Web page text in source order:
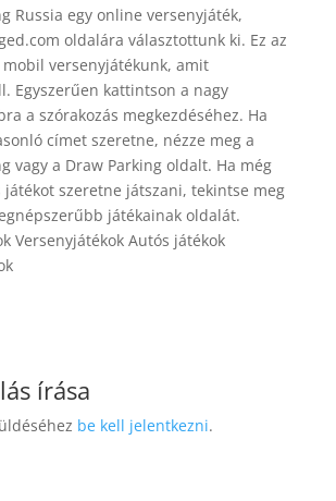
Russia egy online versenyjáték,
oldalára választottunk ki. Ez az
mobil versenyjátékunk, amit
Egyszerűen kattintson a nagy
a szórakozás megkezdéséhez. Ha
címet szeretne, nézze meg a
vagy a Draw Parking oldalt. Ha még
szeretne játszani, tekintse meg
játékainak oldalát.
Versenyjátékok Autós játékok
írása
be kell jelentkezni.